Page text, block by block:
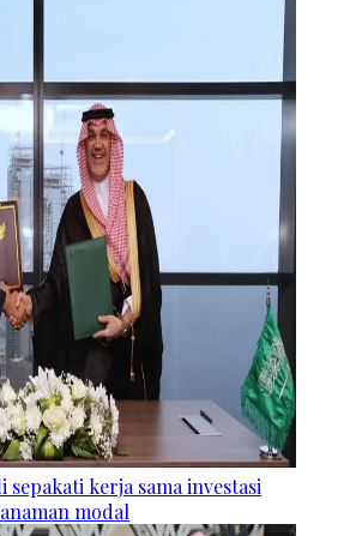
kerja sama investasi
modal